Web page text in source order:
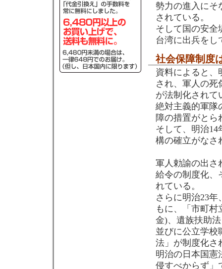
勢力の進入にそ
されている。
そして国の安全
台湾に出兵をし
社会保障制度
資料によると、
され、軍人の死
が法制化されて
絶対主義的軍隊
障の措置がとら
そして、明治
構の確立がなさ
軍人勅諭の出さ
給令の制度化、
れている。
さらに明治23
もに、「市町村
金)、遺族扶助
並びに公立学校
法」が制度化さ
明治の日本国憲
侵すべからず」